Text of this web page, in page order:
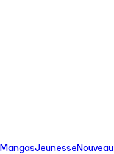
MangasJeunesse